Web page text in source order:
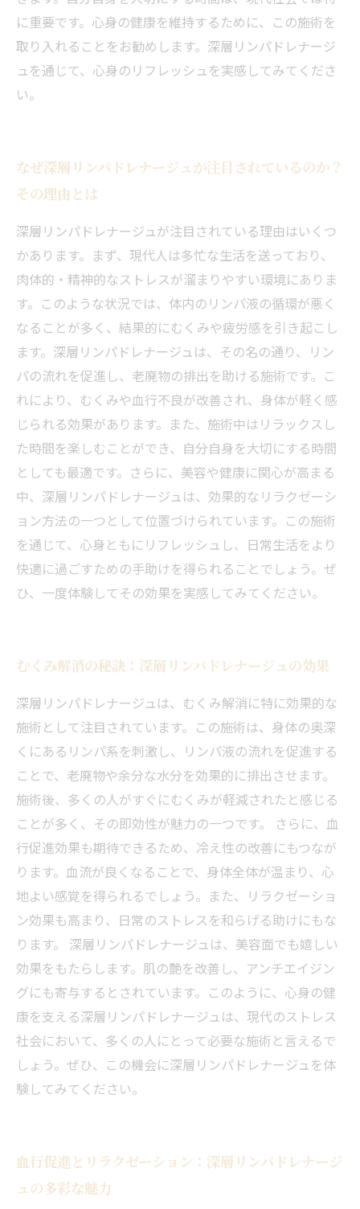
に重要です。心身の健康を維持するために、この施術を
取り入れることをお勧めします。深層リンパドレナージ
ュを通じて、心身のリフレッシュを実感してみてくださ
い。
なぜ深層リンパドレナージュが注目されているのか？
その理由とは
深層リンパドレナージュが注目されている理由はいくつ
かあります。まず、現代人は多忙な生活を送っており、
肉体的・精神的なストレスが溜まりやすい環境にありま
す。このような状況では、体内のリンパ液の循環が悪く
なることが多く、結果的にむくみや疲労感を引き起こし
ます。深層リンパドレナージュは、その名の通り、リン
パの流れを促進し、老廃物の排出を助ける施術です。こ
れにより、むくみや血行不良が改善され、身体が軽く感
じられる効果があります。また、施術中はリラックスし
た時間を楽しむことができ、自分自身を大切にする時間
としても最適です。さらに、美容や健康に関心が高まる
中、深層リンパドレナージュは、効果的なリラクゼーシ
ョン方法の一つとして位置づけられています。この施術
を通じて、心身ともにリフレッシュし、日常生活をより
快適に過ごすための手助けを得られることでしょう。ぜ
ひ、一度体験してその効果を実感してみてください。
むくみ解消の秘訣：深層リンパドレナージュの効果
深層リンパドレナージュは、むくみ解消に特に効果的な
施術として注目されています。この施術は、身体の奥深
くにあるリンパ系を刺激し、リンパ液の流れを促進する
ことで、老廃物や余分な水分を効果的に排出させます。
施術後、多くの人がすぐにむくみが軽減されたと感じる
ことが多く、その即効性が魅力の一つです。 さらに、血
行促進効果も期待できるため、冷え性の改善にもつなが
ります。血流が良くなることで、身体全体が温まり、心
地よい感覚を得られるでしょう。また、リラクゼーショ
ン効果も高まり、日常のストレスを和らげる助けにもな
ります。 深層リンパドレナージュは、美容面でも嬉しい
効果をもたらします。肌の艶を改善し、アンチエイジン
グにも寄与するとされています。このように、心身の健
康を支える深層リンパドレナージュは、現代のストレス
社会において、多くの人にとって必要な施術と言えるで
しょう。ぜひ、この機会に深層リンパドレナージュを体
験してみてください。
血行促進とリラクゼーション：深層リンパドレナージ
ュの多彩な魅力